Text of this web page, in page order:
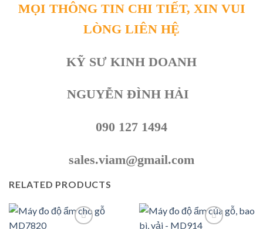
MỌI THÔNG TIN CHI TIẾT, XIN VUI
LÒNG LIÊN HỆ
KỸ SƯ KINH DOANH
NGUYỄN ĐÌNH HẢI
090 127 1494
sales.viam@gmail.com
RELATED PRODUCTS